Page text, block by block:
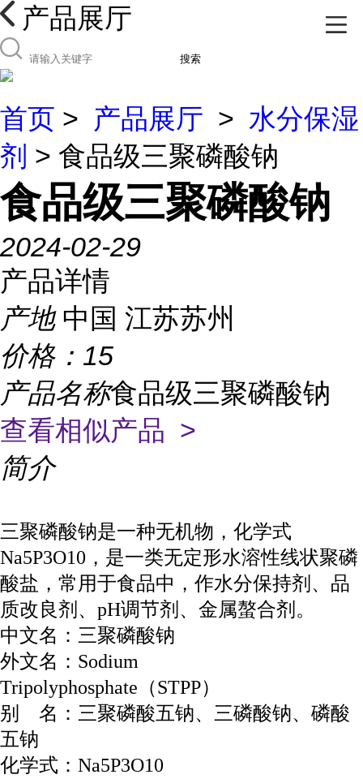
产品展厅
搜索
首页 > 产品展厅 > 水分保湿
剂 > 食品级三聚磷酸钠
食品级三聚磷酸钠
2024-02-29
产品详情
产地 中国 江苏苏州
价格： 15
产品名称食品级三聚磷酸钠
查看相似产品 >
简介
三聚磷酸钠是一种无机物，化学式
Na5P3O10 ，是一类无定形水溶性线状聚磷
酸盐，常用于食品中，作水分保持剂 、 品
质改良剂 、 pH调节剂、 金属螯合剂 。
中文名：三聚磷酸钠
外文名： Sodium
Tripolyphosphate （STPP）
别
名：三聚磷酸五钠、三磷酸钠、磷酸
五钠
化学式： Na5P3O10